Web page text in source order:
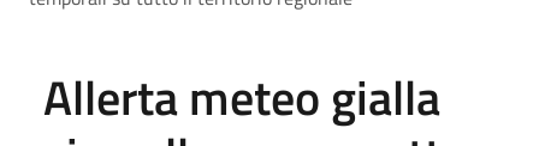
Allerta meteo gialla